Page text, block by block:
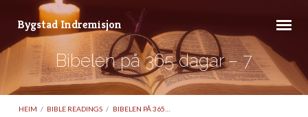
Bygstad Indremisjon
Bibelen på 365 dagar – 7
HEIM / BIBLE READINGS / BIBELEN PÅ 365…